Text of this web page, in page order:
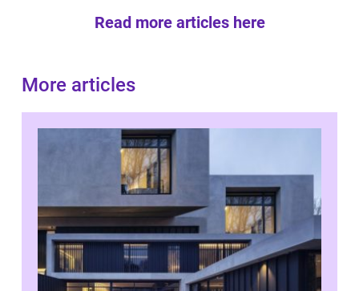
Read more articles here
More articles